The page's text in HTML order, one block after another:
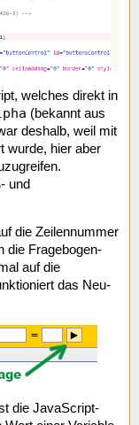
welches direkt in
(bekannt aus
deshalb, weil mit
wurde, hier aber
und
die Zeilennummer
die Fragebogen-
auf die
das Neu-
die JavaScript-